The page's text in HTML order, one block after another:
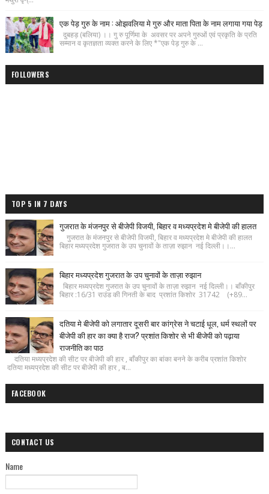
एक पेड़ गुरु के नाम : ओझवलिया मे गुरु और माता पिता के नाम लगाया गया पेड़
दुबहड़ (बलिया) ।। गु रु पूर्णिमा के अवसर पर अपने गुरुओं एवं प्रकृति के प्रति
सम्मान व कृतज्ञता व्यक्त करने के लिए *"एक पेड़ गुरु के ...
FOLLOWERS
TOP 5 IN 7 DAYS
गुजरात के मंजनपुर से बीजेपी विजयी, बिहार व मध्यप्रदेश मे बीजेपी की हालत
गुजरात के मंजनपुर से बीजेपी विजयी, बिहार व मध्यप्रदेश मे बीजेपी की हालत
बिहार मध्यप्रदेश गुजरात के उप चुनावों के ताज़ा रुझान नई दिल्ली।।...
बिहार मध्यप्रदेश गुजरात के उप चुनावों के ताज़ा रुझान
बिहार मध्यप्रदेश गुजरात के उप चुनावों के ताज़ा रुझान नई दिल्ली।। बाँकीपुर
बिहार :16/31 राउंड की गिनती के बाद प्रशांत किशोर 31742 (+89...
दतिया मे बीजेपी को लगातार दूसरी बार कांग्रेस ने चटाई धूल, धर्म स्थलों पर
बीजेपी की हार का क्या है राज? प्रशांत किशोर से भी बीजेपी को पढ़ाया
राजनीति का पाठ
दतिया मध्यप्रदेश की सीट पर बीजेपी की हार , बाँकीपुर का बांका बनने के करीब प्रशांत किशोर
दतिया मध्यप्रदेश की सीट पर बीजेपी की हार , ब...
FACEBOOK
CONTACT US
Name